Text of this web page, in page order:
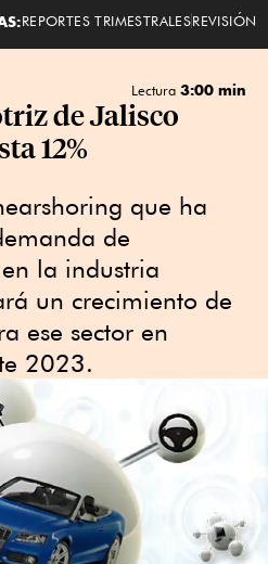
REPORTES TRIMESTRALESREVISIÓN
Lectura 3:00 min
de Jalisco
12%
que ha
de
la industria
un crecimiento de
ese sector en
2023.